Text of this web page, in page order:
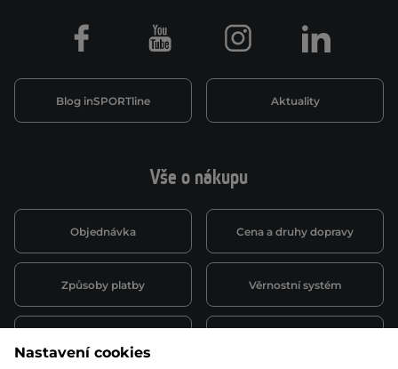
Vše o nákupu
Objednávka Cena a druhy dopravy
Způsoby platby Věrnostní systém
Blog inSPORTline Aktuality
Facebook Youtube Instagram LinkedIn
Nastavení cookies